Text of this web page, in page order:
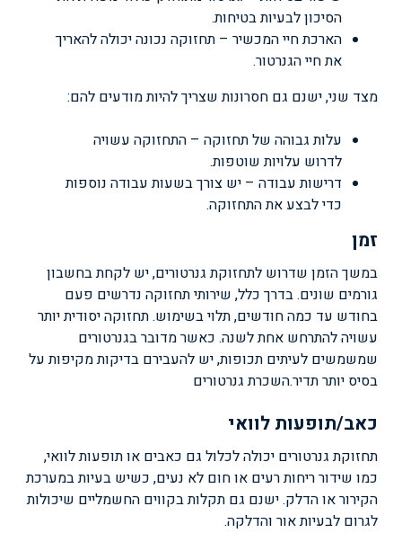
הסיכון לבעיות בטיחות.
הארכת חיי המכשיר – תחזוקה נכונה יכולה להאריך
את חיי הגנרטור.
מצד שני, ישנם גם חסרונות שצריך להיות מודעים להם:
עלות גבוהה של תחזוקה – התחזוקה עשויה
לדרוש עלויות שוטפות.
דרישות עבודה – יש צורך בשעות עבודה נוספות
כדי לבצע את התחזוקה.
זמן
במשך הזמן שדרוש לתחזוקת גנרטורים, יש לקחת בחשבון
גורמים שונים. בדרך כלל, שירותי תחזוקה נדרשים פעם
בחודש עד כמה חודשים, תלוי בשימוש. תחזוקה יסודית יותר
עשויה להתרחש אחת לשנה. כאשר מדובר בגנרטורים
שמשמשים לעיתים תכופות, יש להעבירם בדיקות מקיפות על
בסיס יותר תדיר.השכרת גנרטורים
כאב/תופעות לוואי
תחזוקת גנרטורים יכולה לכלול גם כאבים או תופעות לוואי,
כמו שידור ריחות רעים או חום לא נעים, כשיש בעיות במערכת
הקירור או הדלק. ישנם גם תקלות בקווים החשמליים שיכולות
לגרום לבעיות אור והדלקה.